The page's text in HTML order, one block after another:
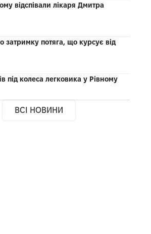
відспівали лікаря Дмитра
затримку потяга, що курсує від
під колеса легковика у Рівному
ВСІ НОВИНИ